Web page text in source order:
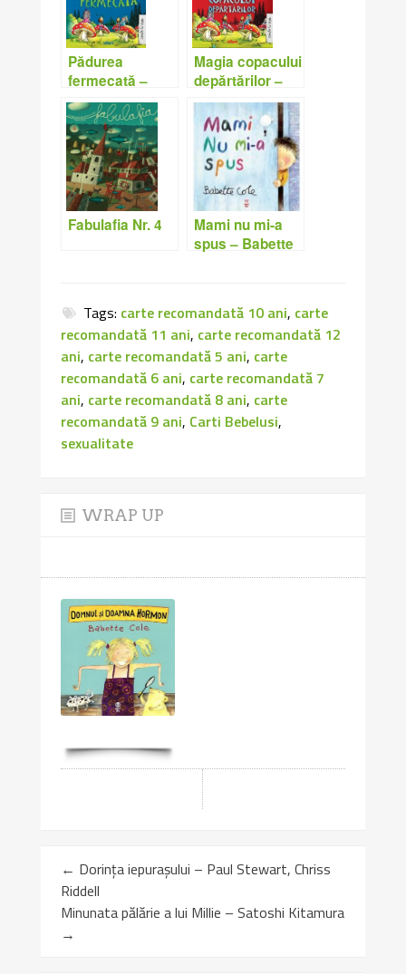
Pădurea
fermecată –
Enid Blyton
Magia copacului
depărtărilor –
Enid Blyton
Fabulafia Nr. 4
Mami nu mi-a
spus – Babette
Tags: carte recomandată 10 ani, carte
recomandată 11 ani, carte recomandată 12
ani, carte recomandată 5 ani, carte
recomandată 6 ani, carte recomandată 7
ani, carte recomandată 8 ani, carte
recomandată 9 ani, Carti Bebelusi,
sexualitate
WRAP UP
← Dorinţa iepuraşului – Paul Stewart, Chriss
Riddell
Minunata pălărie a lui Millie – Satoshi Kitamura
→